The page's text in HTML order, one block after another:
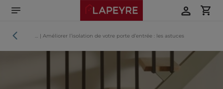
directement
contenu
Tutoriels | Améliorer l’isolation de votre porte d’entrée : les astuces